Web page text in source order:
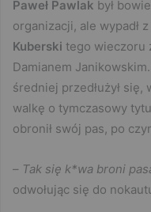
Paweł Pawlak był
organizacji, ale wypadł
Kuberski tego wieczoru
Damianem
średniej przedłużył się,
walkę o tymczasowy
obronił swój pas, po
– Tak się k*wa broni
odwołując się do